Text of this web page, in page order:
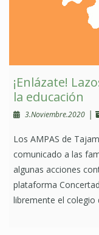
¡Enlázate!
la educación
3.Noviembre.2020 |
Los AMPAS de
comunicado a las
algunas acciones
plataforma
libremente el colegio